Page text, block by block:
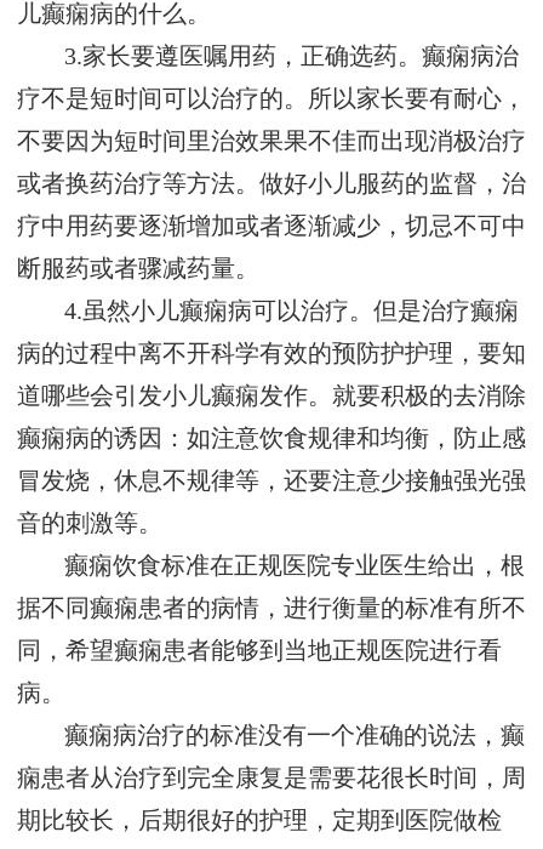
儿癫痫病的什么。
3.家长要遵医嘱用药，正确选药。癫痫病治
疗不是短时间可以治疗的。所以家长要有耐心，
不要因为短时间里治效果果不佳而出现消极治疗
或者换药治疗等方法。做好小儿服药的监督，治
疗中用药要逐渐增加或者逐渐减少，切忌不可中
断服药或者骤减药量。
4.虽然小儿癫痫病可以治疗。但是治疗癫痫
病的过程中离不开科学有效的预防护护理，要知
道哪些会引发小儿癫痫发作。就要积极的去消除
癫痫病的诱因：如注意饮食规律和均衡，防止感
冒发烧，休息不规律等，还要注意少接触强光强
音的刺激等。
癫痫饮食标准在正规医院专业医生给出，根
据不同癫痫患者的病情，进行衡量的标准有所不
同，希望癫痫患者能够到当地正规医院进行看
病。
癫痫病治疗的标准没有一个准确的说法，癫
痫患者从治疗到完全康复是需要花很长时间，周
期比较长，后期很好的护理，定期到医院做检